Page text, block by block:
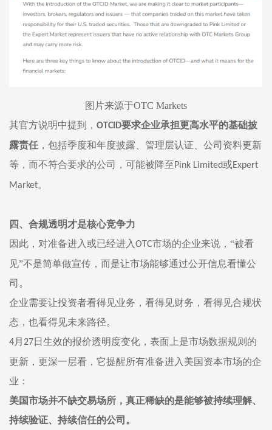
图片来源于OTC Markets
其官方说明中提到， OTCID要求企业承担更高水平的基础披
露责任 ，包括季度和年度披露、管理层认证、公司资料更新
等 ， 而不符合要求的公司，可能被降至Pink Limited或Expert
Market。
四、 合规透明才是核心竞争力
因此，对准备进入或已经进入OTC市场的企业来说，“被看
见”不是简单做宣传，而是让市场能够通过公开信息看懂公
司。
企业需要让投资者看得见业务，看得见财务，看得见合规状
态，也看得见未来路径。
4月 27日生效的报价透明度变化，表面上是市场数据规则的
更新 ， 更深一层看，它提醒所有准备进入美国资本市场的企
业：
美国市场并不缺交易场所，真正稀缺的是能够被持续理解、
持续验证、持续信任的公司。